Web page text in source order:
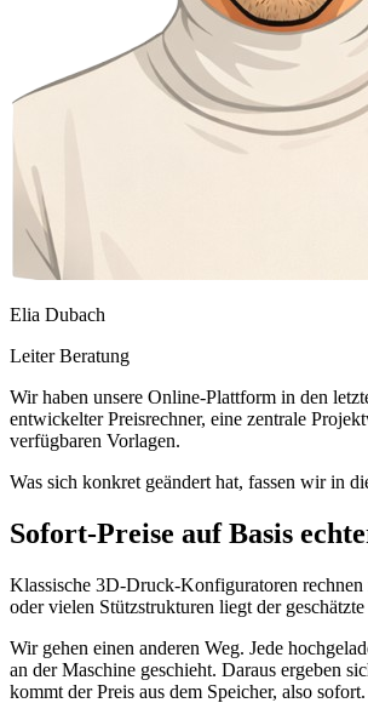
Elia Dubach
Leiter Beratung
Wir haben unsere Online-Plattform in den
entwickelter Preisrechner, eine zentrale
verfügbaren Vorlagen.
Was sich konkret geändert hat, fassen wir in
Sofort-Preise auf Basis
Klassische 3D-Druck-Konfiguratoren
oder vielen Stützstrukturen liegt der
Wir gehen einen anderen Weg. Jede
an der Maschine geschieht. Daraus ergeben
kommt der Preis aus dem Speicher, also sofort.